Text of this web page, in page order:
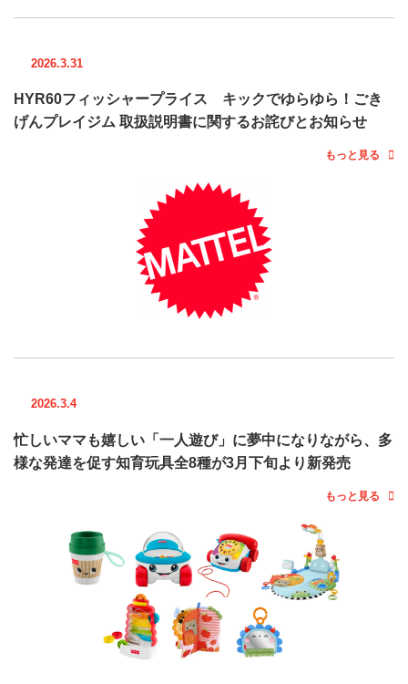
2026.3.31
HYR60フィッシャープライス キックでゆらゆら！ごき
げんプレイジム 取扱説明書に関するお詫びとお知らせ
もっと見る
2026.3.4
忙しいママも嬉しい「一人遊び」に夢中になりながら、多
様な発達を促す知育玩具全8種が3月下旬より新発売
もっと見る